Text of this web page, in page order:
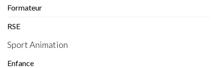
Formateur
RSE
Sport Animation
Enfance